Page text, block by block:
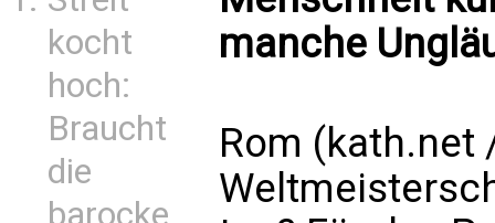
kocht
hoch:
Braucht
die
barocke
manche
Rom (kath.net